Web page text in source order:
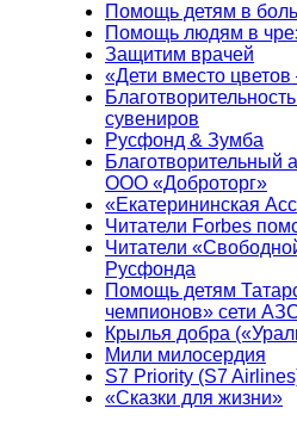
Помощь детям в
Помощь людям в
Защитим врачей
«Дети вместо цветов
сувениров
Русфонд & Зумба
Благотворительный
ООО «Доброторг»
«Екатерининская
Читатели Forbes
Читатели
Русфонда
Помощь детям
чемпионов» сети
Крылья добра
Мили милосердия
S7 Priority (S7
«Сказки для жизни»